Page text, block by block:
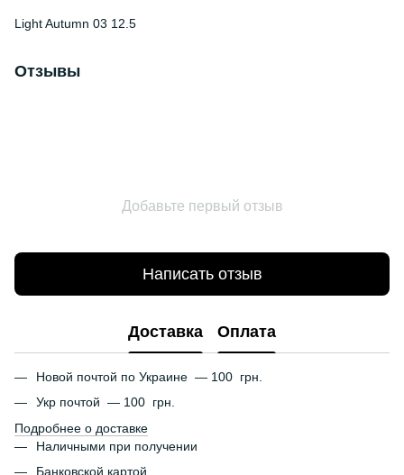
Light Autumn 03 12.5
Отзывы
Добавьте первый отзыв
Написать отзыв
Доставка Оплата
Новой почтой по Украине — 100 грн.
Укр почтой — 100 грн.
Подробнее о доставке
Наличными при получении
Банковской картой